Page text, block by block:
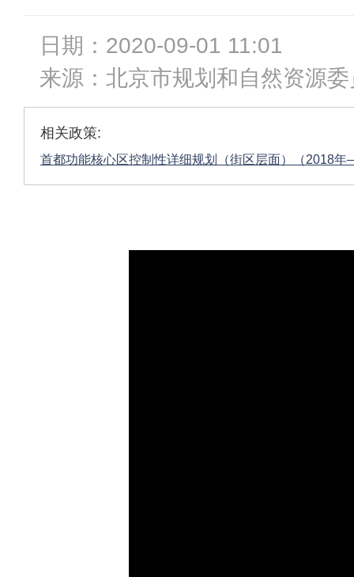
日期： 2020-09-01 11:01
来源： 北京市规划和自然资源
相关政策:
首都功能核心区控制性详细规划（街区层面）（2018